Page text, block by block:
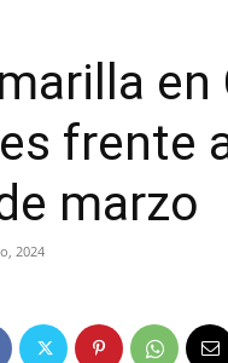
en
frente
marzo
2024